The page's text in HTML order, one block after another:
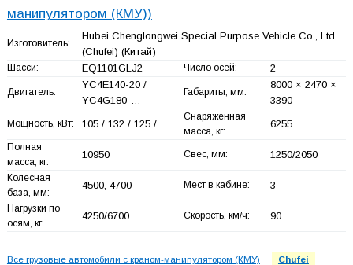
манипулятором (КМУ))
Изготовитель:
Hubei Chenglongwei Special Purpose Vehicle Co., Ltd.
(Chufei) (Китай)
Шасси: EQ1101GLJ2 Число осей: 2
Двигатель:
YC4E140-20 /
YC4G180-…
Габариты, мм:
8000 × 2470 ×
3390
Мощность, кВт: 105 / 132 / 125 /…
Снаряженная
масса, кг:
6255
Полная
масса, кг:
10950 Свес, мм: 1250/2050
Колесная
база, мм:
4500, 4700 Мест в кабине: 3
Нагрузки по
осям, кг:
4250/6700 Скорость, км/ч: 90
Все грузовые автомобили с краном-манипулятором (КМУ)
Chufei